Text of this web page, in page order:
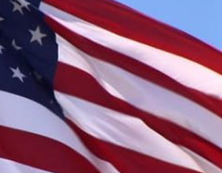
كأس العالم
البرامج
جدول البرامج